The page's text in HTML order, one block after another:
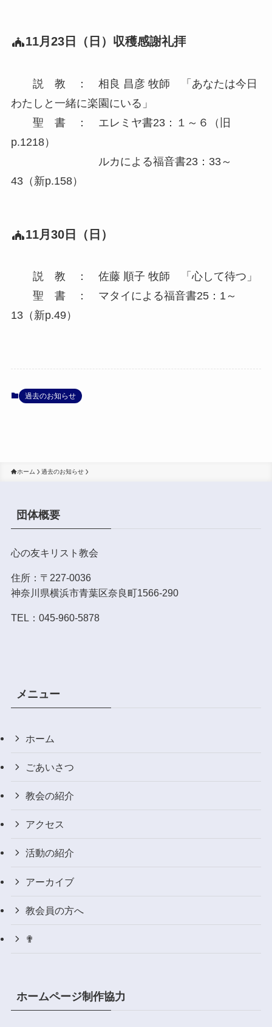
11月23日（日）収穫感謝礼拝
説 教 ： 相良 昌彦 牧師 「あなたは今日
わたしと一緒に楽園にいる」
聖 書 ： エレミヤ書23：１～６（旧
p.1218）
ルカによる福音書23：33～
43（新p.158）
11月30日（日）
説 教 ： 佐藤 順子 牧師 「心して待つ」
聖 書 ： マタイによる福音書25：1～
13（新p.49）
過去のお知らせ
ホーム 過去のお知らせ
団体概要
心の友キリスト教会
住所：〒227-0036
神奈川県横浜市青葉区奈良町1566-290
TEL：045-960-5878
メニュー
ホーム
ごあいさつ
教会の紹介
アクセス
活動の紹介
アーカイブ
教会員の方へ
✟
ホームページ制作協力